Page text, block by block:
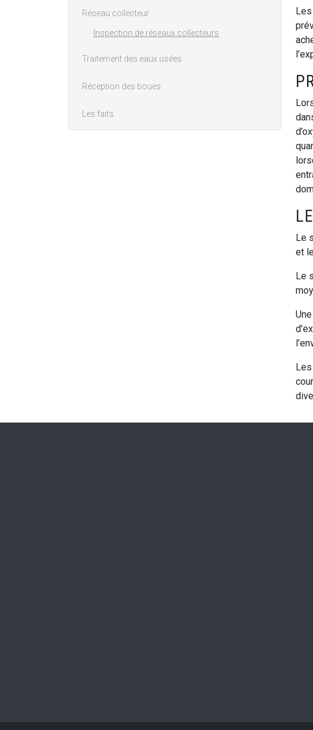
Le
et
Le
Réseau collecteur
Inspection de réseaux collecteurs
Traitement des eaux usées
Réception des boues
Les faits